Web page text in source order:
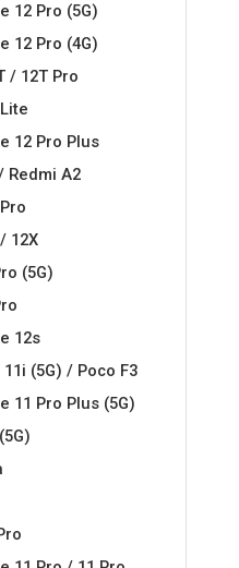
12 Pro (5G)
12 Pro (4G)
/ 12T Pro
12 Pro Plus
Redmi A2
12X
(5G)
12s
(5G) / Poco F3
11 Pro Plus (5G)